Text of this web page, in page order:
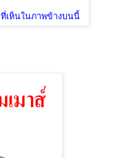
ที่เห็นในภาพข้างบนนี้